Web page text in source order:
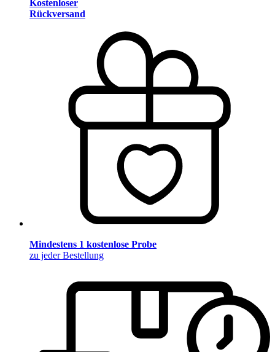
Kostenloser
Rückversand
Mindestens 1 kostenlose Probe
zu jeder Bestellung